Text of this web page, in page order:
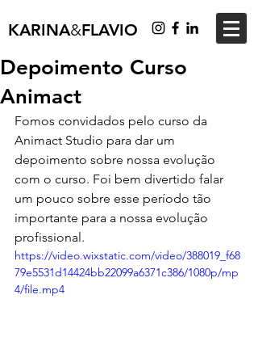
KARINA&FLAVIO
Depoimento Curso
Animact
Fomos convidados pelo curso da
Animact Studio para dar um
depoimento sobre nossa evolução
com o curso. Foi bem divertido falar
um pouco sobre esse período tão
importante para a nossa evolução
profissional.
https://video.wixstatic.com/video/388019_f68
79e5531d14424bb22099a6371c386/1080p/mp
4/file.mp4